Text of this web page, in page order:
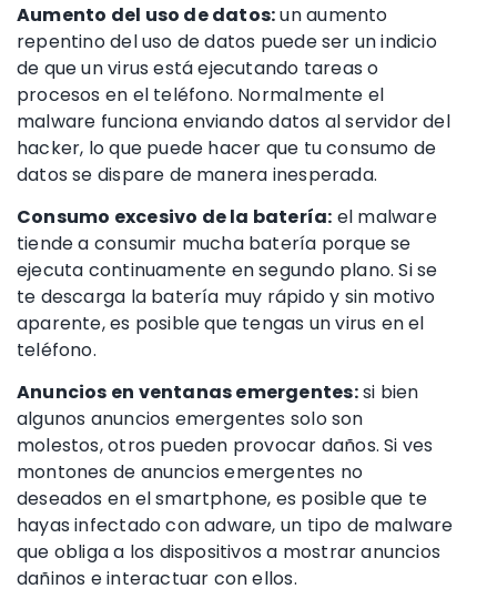
Aumento del uso de datos:un aumento
repentino del uso de datos puede ser un indicio
de que un virus está ejecutando tareas o
procesos en el teléfono. Normalmente el
malware funciona enviando datos al servidor del
hacker, lo que puede hacer que tu consumo de
datos se dispare de manera inesperada.
Consumo excesivo de la batería: el malware
tiende a consumir mucha batería porque se
ejecuta continuamente en segundo plano. Si se
te descarga la batería muy rápido y sin motivo
aparente, es posible que tengas un virus en el
teléfono.
Anuncios en ventanas emergentes:si bien
algunos anuncios emergentes solo son
molestos, otros pueden provocar daños. Si ves
montones de anuncios emergentes no
deseados en el smartphone, es posible que te
hayas infectado con adware, un tipo de malware
que obliga a los dispositivos a mostrar anuncios
dañinos e interactuar con ellos.